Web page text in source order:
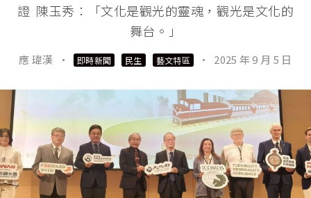
證 陳玉秀：「文化是觀光的靈魂，觀光是文化的
舞台。」
應 瑋漢 · 即時新聞 民生 藝文特區 · 2025 年 9 月 5 日